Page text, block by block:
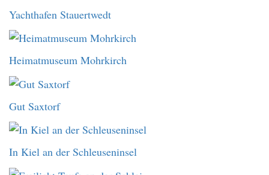
Yachthafen Stauertwedt
Heimatmuseum Mohrkirch
Gut Saxtorf
In Kiel an der Schleuseninsel